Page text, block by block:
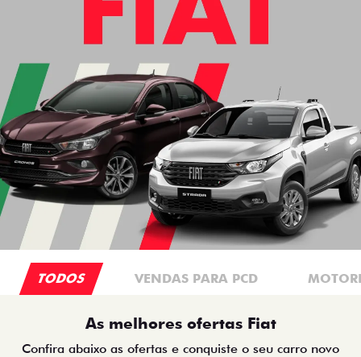
TODOS VENDAS PARA PCD
As melhores ofertas Fiat
Confira abaixo as ofertas e conquiste o seu carro novo